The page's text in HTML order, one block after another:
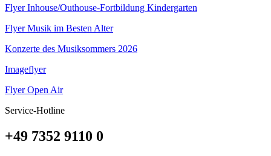
Flyer Inhouse/Outhouse-Fortbildung Kindergarten
Flyer Musik im Besten Alter
Konzerte des Musiksommers 2026
Imageflyer
Flyer Open Air
Service-Hotline
+49 7352 9110 0